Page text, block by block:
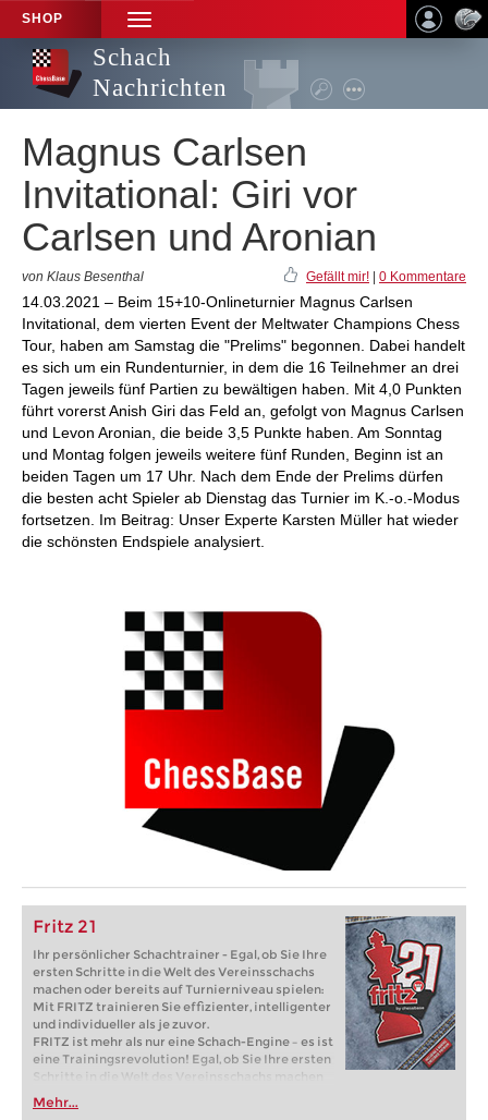
SHOP
TOGGLE
NAVIGATION
Schach
Nachrichten
Magnus Carlsen
Invitational: Giri vor
Carlsen und Aronian
von Klaus Besenthal Gefällt mir! 0 Kommentare
14.03.2021 – Beim 15+10-Onlineturnier Magnus Carlsen
Invitational, dem vierten Event der Meltwater Champions Chess
Tour, haben am Samstag die "Prelims" begonnen. Dabei handelt
es sich um ein Rundenturnier, in dem die 16 Teilnehmer an drei
Tagen jeweils fünf Partien zu bewältigen haben. Mit 4,0 Punkten
führt vorerst Anish Giri das Feld an, gefolgt von Magnus Carlsen
und Levon Aronian, die beide 3,5 Punkte haben. Am Sonntag
und Montag folgen jeweils weitere fünf Runden, Beginn ist an
beiden Tagen um 17 Uhr. Nach dem Ende der Prelims dürfen
die besten acht Spieler ab Dienstag das Turnier im K.-o.-Modus
fortsetzen. Im Beitrag: Unser Experte Karsten Müller hat wieder
die schönsten Endspiele analysiert.
Fritz 21
Ihr persönlicher Schachtrainer - Egal, ob Sie Ihre
ersten Schritte in die Welt des Vereinsschachs
machen oder bereits auf Turnierniveau spielen:
Mit FRITZ trainieren Sie effizienter, intelligenter
und individueller als je zuvor.
FRITZ ist mehr als nur eine Schach-Engine – es ist
eine Trainingsrevolution! Egal, ob Sie Ihre ersten
Schritte in die Welt des Vereinsschachs machen
oder bereits auf Turnierniveau spielen: Mit
FRITZ trainieren Sie effizienter, intelligenter und
Mehr...